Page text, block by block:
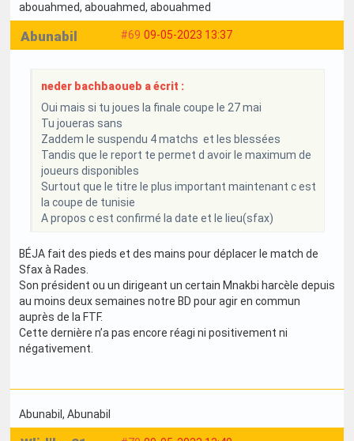
abouahmed, abouahmed, abouahmed
#69 09-05-2023 13:37
Abunabil
neder bachbaoueb a écrit :
Oui mais si tu joues la finale coupe le 27 mai
Tu joueras sans
Zaddem le suspendu 4 matchs et les blessées
Tandis que le report te permet d avoir le maximum de
joueurs disponibles
Surtout que le titre le plus important maintenant c est
la coupe de tunisie
A propos c est confirmé la date et le lieu(sfax)
BÉJA fait des pieds et des mains pour déplacer le match de
Sfax à Rades.
Son président ou un dirigeant un certain Mnakbi harcèle depuis
au moins deux semaines notre BD pour agir en commun
auprès de la FTF.
Cette dernière n’a pas encore réagi ni positivement ni
négativement.
Abunabil , Abunabil